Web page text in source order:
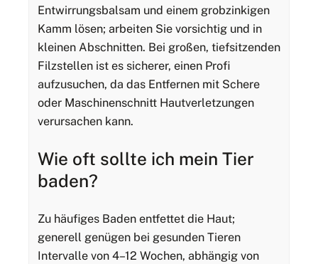
Entwirrungsbalsam und einem grobzinkigen
Kamm lösen; arbeiten Sie vorsichtig und in
kleinen Abschnitten. Bei großen, tiefsitzenden
Filzstellen ist es sicherer, einen Profi
aufzusuchen, da das Entfernen mit Schere
oder Maschinenschnitt Hautverletzungen
verursachen kann.
Wie oft sollte ich mein Tier
baden?
Zu häufiges Baden entfettet die Haut;
generell genügen bei gesunden Tieren
Intervalle von 4–12 Wochen, abhängig von